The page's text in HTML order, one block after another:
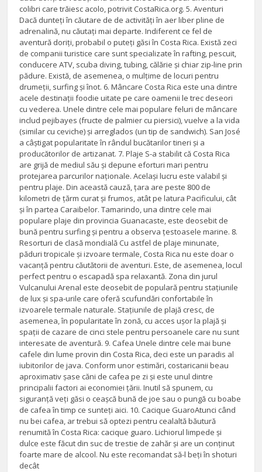
colibri care trăiesc acolo, potrivit CostaRica.org. 5. Aventuri
Dacă dunteți în căutare de de activități în aer liber pline de
adrenalină, nu căutați mai departe. Indiferent ce fel de
aventură doriți, probabil o puteți găsi în Costa Rica. Există zeci
de companii turistice care sunt specializate în rafting, pescuit,
conducere ATV, scuba diving, tubing, călărie și chiar zip-line prin
pădure. Există, de asemenea, o mulțime de locuri pentru
drumeții, surfing și înot. 6. Mâncare Costa Rica este una dintre
acele destinații foodie uitate pe care oamenii le trec deseori
cu vederea. Unele dintre cele mai populare feluri de mâncare
includ pejibayes (fructe de palmier cu piersici), vuelve a la vida
(similar cu ceviche) și arreglados (un tip de sandwich). San José
a câștigat popularitate în rândul bucătarilor tineri și a
producătorilor de artizanat. 7. Plaje S-a stabilit că Costa Rica
are grijă de mediul său și depune eforturi mari pentru
protejarea parcurilor naționale. Același lucru este valabil și
pentru plaje. Din această cauză, țara are peste 800 de
kilometri de țărm curat și frumos, atât pe latura Pacificului, cât
și în partea Caraibelor. Tamarindo, una dintre cele mai
populare plaje din provincia Guanacaste, este deosebit de
bună pentru surfing și pentru a observa țestoasele marine. 8.
Resorturi de clasă mondială Cu astfel de plaje minunate,
păduri tropicale și izvoare termale, Costa Rica nu este doar o
vacanță pentru căutătorii de aventuri. Este, de asemenea, locul
perfect pentru o escapadă spa relaxantă. Zona din jurul
Vulcanului Arenal este deosebit de populară pentru stațiunile
de lux și spa-urile care oferă scufundări confortabile în
izvoarele termale naturale. Stațiunile de plajă cresc, de
asemenea, în popularitate în zonă, cu acces ușor la plajă și
spații de cazare de cinci stele pentru persoanele care nu sunt
interesate de aventură. 9. Cafea Unele dintre cele mai bune
cafele din lume provin din Costa Rica, deci este un paradis al
iubitorilor de java. Conform unor estimări, costaricanii beau
aproximativ șase căni de cafea pe zi și este unul dintre
principalii factori ai economiei țării. Inutil să spunem, cu
siguranță veți găsi o ceașcă bună de joe sau o pungă cu boabe
de cafea în timp ce sunteți aici. 10. Cacique GuaroAtunci când
nu bei cafea, ar trebui să optezi pentru cealaltă băutură
renumită în Costa Rica: cacique guaro. Lichiorul limpede și
dulce este făcut din suc de trestie de zahăr și are un conținut
foarte mare de alcool. Nu este recomandat să-l beți în shoturi
decât